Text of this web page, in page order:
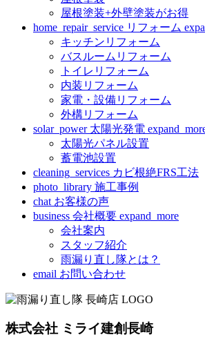
屋根塗装+外壁塗装がお得
home_repair_service リフォーム
キッチンリフォーム
バスルームリフォーム
トイレリフォーム
内装リフォーム
家電・設備リフォーム
外構リフォーム
solar_power 太陽光発電
太陽光パネル設置
蓄電池設置
cleaning_services カビ根絶FRS工法
photo_library 施工事例
chat お客様の声
business 会社概要 expand_more
会社案内
スタッフ紹介
雨漏り直し隊とは？
email お問い合わせ
株式会社 ミライ建創長崎